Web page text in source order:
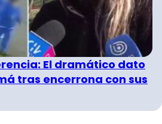
El dramático dato
tras encerrona con sus